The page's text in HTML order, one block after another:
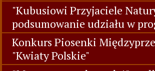
"Kubusiowi Przyjaciele
podsumowanie udziału w
Konkurs Piosenki
"Kwiaty Polskie"